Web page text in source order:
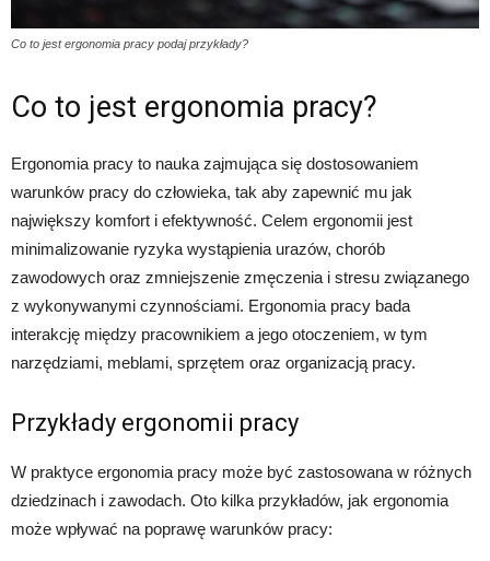
Co to jest ergonomia pracy podaj przykłady?
Co to jest ergonomia pracy?
Ergonomia pracy to nauka zajmująca się dostosowaniem
warunków pracy do człowieka, tak aby zapewnić mu jak
największy komfort i efektywność. Celem ergonomii jest
minimalizowanie ryzyka wystąpienia urazów, chorób
zawodowych oraz zmniejszenie zmęczenia i stresu związanego
z wykonywanymi czynnościami. Ergonomia pracy bada
interakcję między pracownikiem a jego otoczeniem, w tym
narzędziami, meblami, sprzętem oraz organizacją pracy.
Przykłady ergonomii pracy
W praktyce ergonomia pracy może być zastosowana w różnych
dziedzinach i zawodach. Oto kilka przykładów, jak ergonomia
może wpływać na poprawę warunków pracy: